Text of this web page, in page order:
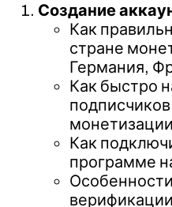
Создание
Как
стране
Германия,
Как быстро
Как
программе